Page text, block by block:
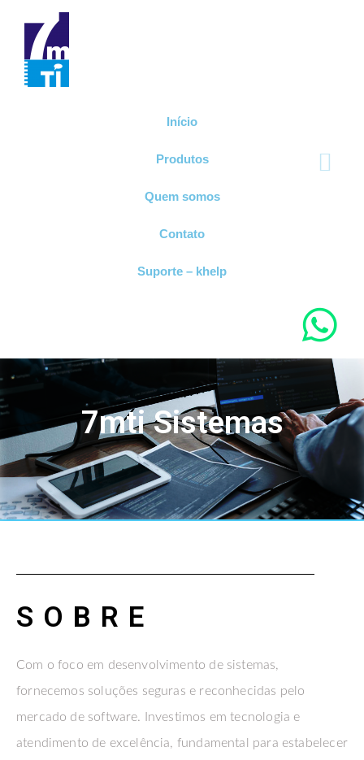
Início
Produtos
Quem somos
Contato
Suporte – khelp
7mti Sistemas
SOBRE
Com o foco em desenvolvimento de sistemas,
fornecemos soluções seguras e reconhecidas pelo
mercado de software. Investimos em tecnologia e
atendimento de excelência, fundamental para estabelecer